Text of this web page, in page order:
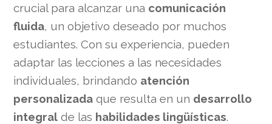
crucial para alcanzar una comunicación
fluida, un objetivo deseado por muchos
estudiantes. Con su experiencia, pueden
adaptar las lecciones a las necesidades
individuales, brindando atención
personalizada que resulta en un desarrollo
integral de las habilidades lingüísticas.